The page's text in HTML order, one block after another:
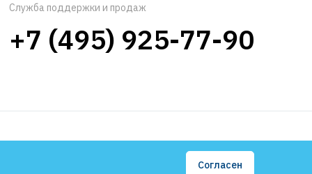
Согласен
Служба поддержки и продаж
+7 (495) 925-77-90